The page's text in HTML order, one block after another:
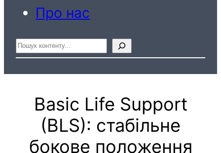
Про нас
Пошук
Basic Life Support
(BLS): стабільне
бокове положення